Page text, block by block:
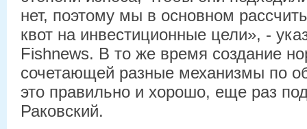
нет, поэтому мы в основном
квот на инвестиционные цели», -
Fishnews. В то же время создание
сочетающей разные механизмы по
это правильно и хорошо, еще раз
Раковский.